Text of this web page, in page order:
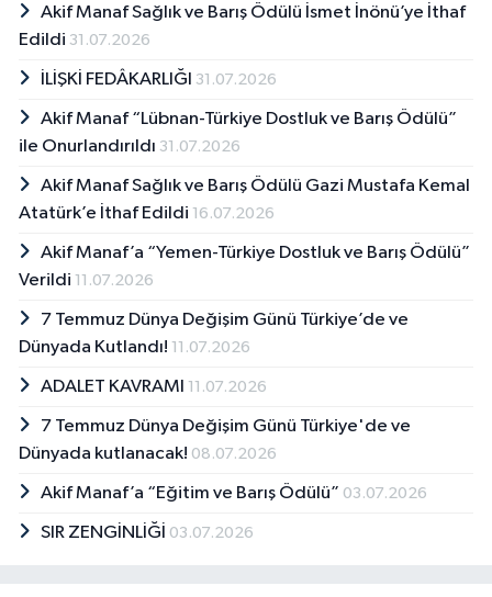
Akif Manaf Sağlık ve Barış Ödülü İsmet İnönü’ye İthaf
Edildi 31.07.2026
İLİŞKİ FEDÂKARLIĞI 31.07.2026
Akif Manaf “Lübnan-Türkiye Dostluk ve Barış Ödülü”
ile Onurlandırıldı 31.07.2026
Akif Manaf Sağlık ve Barış Ödülü Gazi Mustafa Kemal
Atatürk’e İthaf Edildi 16.07.2026
Akif Manaf’a “Yemen-Türkiye Dostluk ve Barış Ödülü”
Verildi 11.07.2026
7 Temmuz Dünya Değişim Günü Türkiye’de ve
Dünyada Kutlandı! 11.07.2026
ADALET KAVRAMI 11.07.2026
7 Temmuz Dünya Değişim Günü Türkiye'de ve
Dünyada kutlanacak! 08.07.2026
Akif Manaf’a “Eğitim ve Barış Ödülü” 03.07.2026
SIR ZENGİNLİĞİ 03.07.2026